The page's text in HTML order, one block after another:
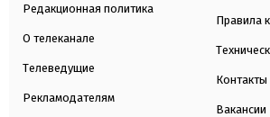
Редакционная политика
О телеканале
Телеведущие
Рекламодателям
Правила
Контакты
Вакансии